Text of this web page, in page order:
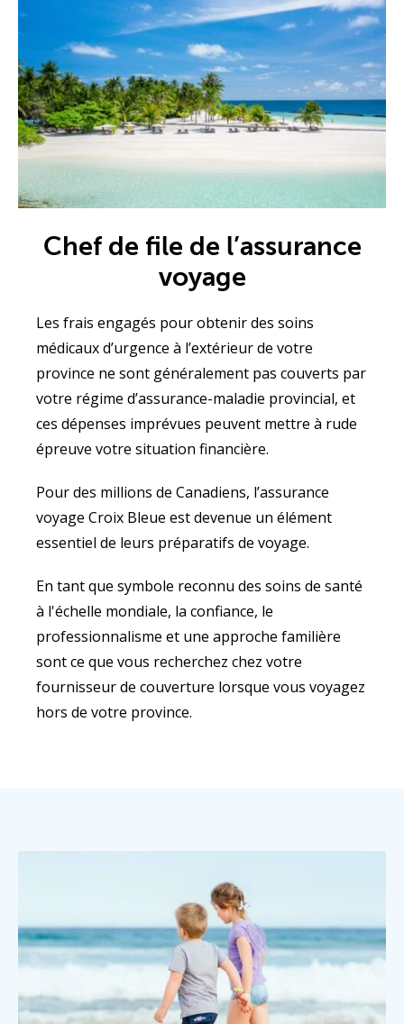
Chef de file de l’assurance
voyage
Les frais engagés pour obtenir des soins
médicaux d’urgence à l’extérieur de votre
province ne sont généralement pas couverts par
votre régime d’assurance-maladie provincial, et
ces dépenses imprévues peuvent mettre à rude
épreuve votre situation financière.
Pour des millions de Canadiens, l’assurance
voyage Croix Bleue est devenue un élément
essentiel de leurs préparatifs de voyage.
En tant que symbole reconnu des soins de santé
à l'échelle mondiale, la confiance, le
professionnalisme et une approche familière
sont ce que vous recherchez chez votre
fournisseur de couverture lorsque vous voyagez
hors de votre province.